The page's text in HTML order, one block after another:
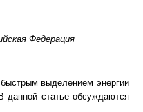
Федерация
выделением энергии
данной статье обсуждаются